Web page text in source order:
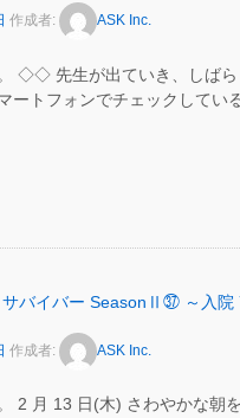
作成者: ASK Inc.
◇◇ 先生が出ていき、しば
ートフォンでチェックして
サバイバー SeasonⅡ㊲ ～入
作成者: ASK Inc.
2 月 13 日(木) さわやかな朝